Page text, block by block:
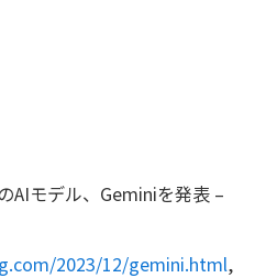
AIモデル、Geminiを発表 –
2023/12/gemini.html,